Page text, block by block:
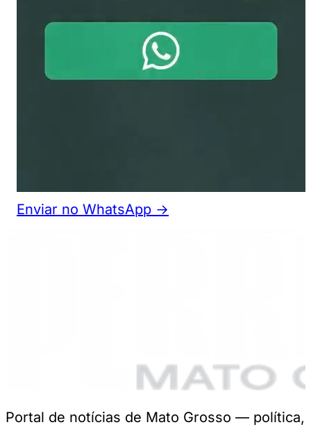
Enviar no WhatsApp →
Portal de notícias de Mato Grosso — política,